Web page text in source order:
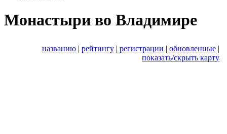
Монастыри во Владимире
названию | рейтингу | регистрации | обновленные |
показать/скрыть карту